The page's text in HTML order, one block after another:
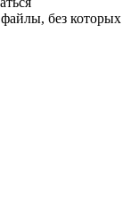
без которых